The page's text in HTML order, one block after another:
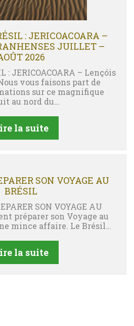
: JERICOACOARA –
JUILLET –
2026
: JERICOACOARA – Lençóis
vous faisons part de
sur ce magnifique
au nord du…
la suite
SON VOYAGE AU
BRÉSIL
SON VOYAGE AU
préparer son Voyage au
mince affaire. Le Brésil…
la suite